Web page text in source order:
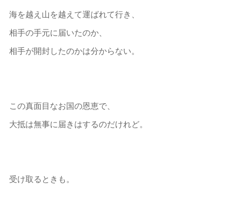
海を越え山を越えて運ばれて行き、
相手の手元に届いたのか、
相手が開封したのかは分からない。
この真面目なお国の恩恵で、
大抵は無事に届きはするのだけれど。
受け取るときも。